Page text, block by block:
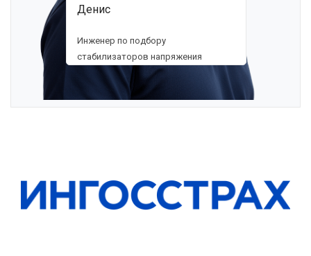
Денис
Инженер по подбору
стабилизаторов напряжения